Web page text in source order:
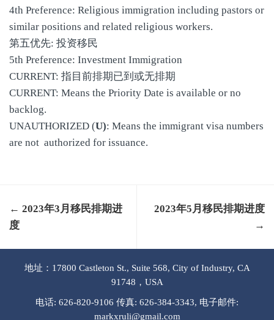
4th Preference: Religious immigration including pastors or
similar positions and related religious workers.
第五优先: 投资移民
5th Preference: Investment Immigration
CURRENT: 指目前排期已到或无排期
CURRENT: Means the Priority Date is available or no
backlog.
UNAUTHORIZED (U): Means the immigrant visa numbers
are not authorized for issuance.
← 2023年3月移民排期进
度
2023年5月移民排期进度
→
地址：17800 Castleton St., Suite 568, City of Industry, CA
91748，USA
电话: 626-820-9106 传真: 626-384-3343, 电子邮件:
markxruli@gmail.com